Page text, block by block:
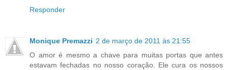
Responder
Monique Premazzi 2 de março de 2011 às 21:55
O amor é mesmo a chave para muitas portas que antes
estavam fechadas no nosso coração. Ele cura os nossos